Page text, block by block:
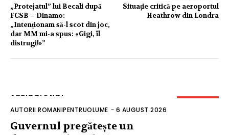
„Protejatul” lui Becali după
FCSB – Dinamo:
„Intenționam să-l scot din joc,
dar MM mi-a spus: «Gigi, îl
distrugi!»”
Situație critică pe aeroportul
Heathrow din Londra
ARTICOLE NOI
AUTORII ROMANIPENTRUOLUME - 6 AUGUST 2026
Guvernul pregătește un